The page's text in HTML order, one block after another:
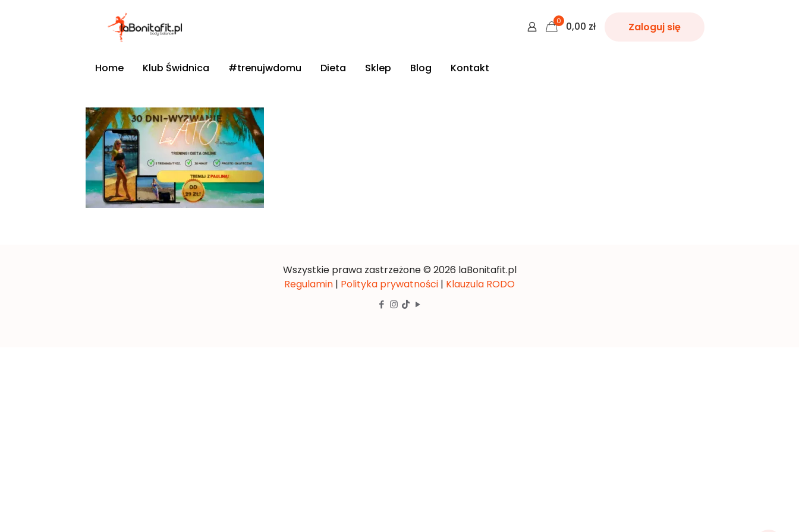
0 0,00 zł Zaloguj się
Home Klub Świdnica #trenujwdomu Dieta Sklep Blog Kontakt
Wszystkie prawa zastrzeżone © 2026 laBonitafit.pl
Regulamin | Polityka prywatności | Klauzula RODO